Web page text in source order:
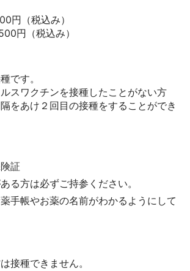
（税込み）
（税込み）
です。
スワクチンを接種したことがない方
をあけ２回目の接種をすることができ
証
る方は必ずご持参ください。
手帳やお薬の名前がわかるようにして
接種できません。